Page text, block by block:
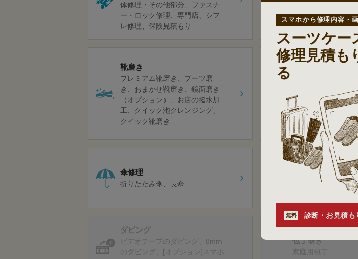
スマホから修理内容・
スーツケー
修理見積も
る
無料 診断・お見積も
体修理・その他部分
ファスナ
ー・ロック修理
専門店
シフ
レ修理
保険見積もり
リング
靴磨き
プレミアム靴磨き
ブーツ磨
き
おまかせ靴磨き
鏡面磨き
（オプション）
お店の撥水加
工
クイック泡クレンジング
クイック靴磨き
ハンドル・持ち手の
具・破れの修理
バ
修理
バッグ内側の
傘修理
折りたたみ傘 長傘
合鍵の作製
住居・事務所・店舗
転車の合鍵
車・
トランスポンダ
ダビング
ビデオテープのダビング
8mm
のダビング
[オプション]スマホ
包丁研ぎ
家庭用包丁